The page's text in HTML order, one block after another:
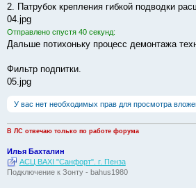
2. Патрубок крепления гибкой подводки
04.jpg
Отправлено спустя 40 секунд:
Дальше потихоньку процесс демонтажа
Фильтр подпитки.
05.jpg
У вас нет необходимых прав для просмотра
В ЛС отвечаю только по работе форума
Илья Бахталин
АСЦ BAXI "Санфорт". г. Пенза
Подключение к Зонту - bahus1980